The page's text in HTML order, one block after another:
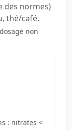
des normes)
thé/café.
non
: nitrates <